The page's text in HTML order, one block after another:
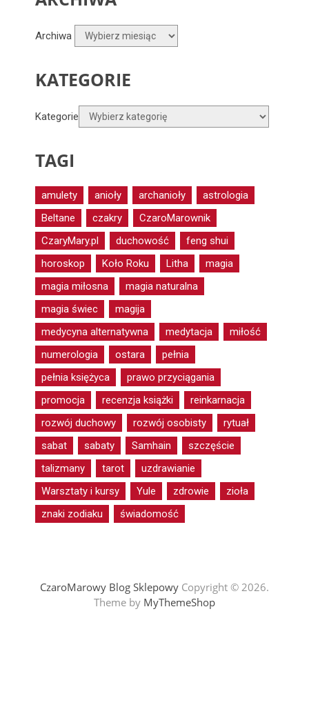
Archiwa
KATEGORIE
Kategorie
TAGI
amulety anioły archanioły
astrologia
Beltane
czakry
CzaroMarownik
CzaryMary.pl
duchowość
feng shui
horoskop
Koło Roku Litha
magia
magia miłosna
magia naturalna
magia świec
magija
medycyna alternatywna
medytacja
miłość
numerologia
ostara
pełnia
pełnia księżyca
prawo przyciągania
promocja
recenzja książki
reinkarnacja
rozwój duchowy
rozwój osobisty
rytuał
sabat
sabaty Samhain
szczęście
talizmany
tarot
uzdrawianie
Warsztaty i kursy
Yule zdrowie
zioła
znaki zodiaku
świadomość
CzaroMarowy Blog SklepowyCopyright © 2026.
Theme by MyThemeShop